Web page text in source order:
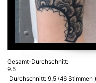
Gesamt-Durchschnitt:
9.5
Durchschnitt: 9.5 (46 Stimmen )